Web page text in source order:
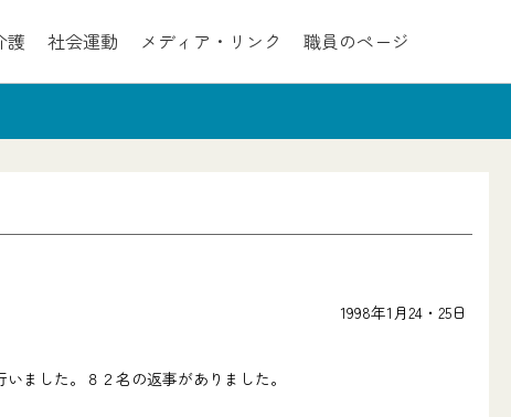
護 社会運動 メディア・リンク 職員のページ
1998年1月24・25日
ました。８２名の返事がありました。